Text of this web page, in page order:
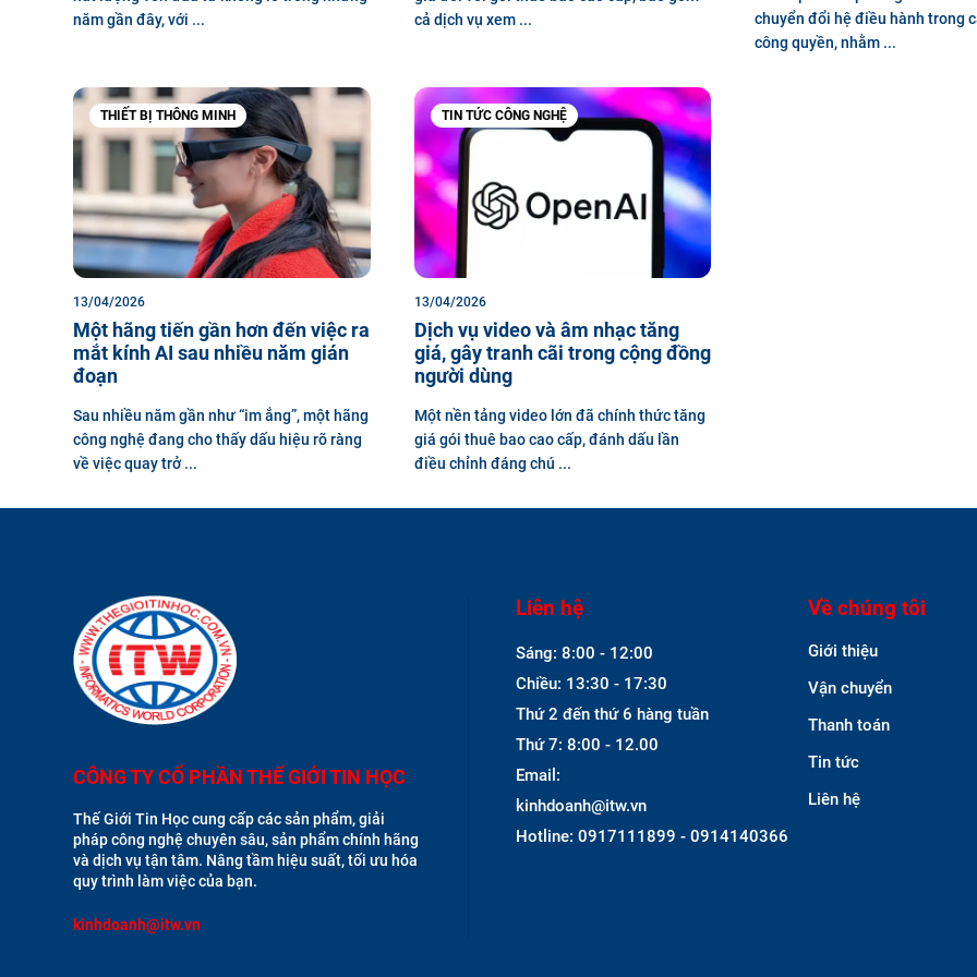
năm gần đây, với ...
cả dịch vụ xem ...
chuyển đổi hệ điều hành trong
công quyền, nhằm ...
THIẾT BỊ THÔNG MINH
13/04/2026
Một hãng tiến gần hơn đến việc ra
mắt kính AI sau nhiều năm gián
đoạn
Sau nhiều năm gần như “im ắng”, một hãng
công nghệ đang cho thấy dấu hiệu rõ ràng
về việc quay trở ...
TIN TỨC CÔNG NGHỆ
13/04/2026
Dịch vụ video và âm nhạc tăng
giá, gây tranh cãi trong cộng đồng
người dùng
Một nền tảng video lớn đã chính thức tăng
giá gói thuê bao cao cấp, đánh dấu lần
điều chỉnh đáng chú ...
CÔNG TY CỔ PHẦN THẾ GIỚI TIN HỌC
Thế Giới Tin Học cung cấp các sản phẩm, giải
pháp công nghệ chuyên sâu, sản phẩm chính hãng
và dịch vụ tận tâm. Nâng tầm hiệu suất, tối ưu hóa
quy trình làm việc của bạn.
kinhdoanh@itw.vn
Liên hệ
Sáng: 8:00 - 12:00
Chiều: 13:30 - 17:30
Thứ 2 đến thứ 6 hàng tuần
Thứ 7: 8:00 - 12.00
Email:
kinhdoanh@itw.vn
Hotline: 0917111899 - 0914140366
Về chúng tôi
Giới thiệu
Vận chuyển
Thanh toán
Tin tức
Liên hệ